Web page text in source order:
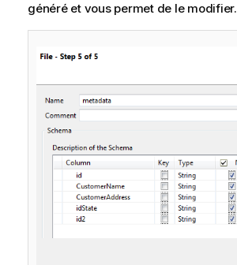
généré et vous permet de le modifier.